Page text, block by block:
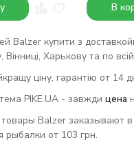
В
Balzer купити з
Харькову та по всій
ціну, гарантію от 14
PIKE.UA - завжди цена
Balzer заказывают в
рыбалки от 103 грн.